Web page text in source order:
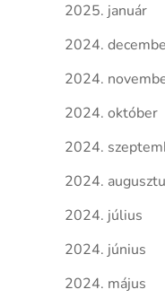
2025. január
2024.
2024.
2024. október
2024.
2024.
2024. július
2024. június
2024. május